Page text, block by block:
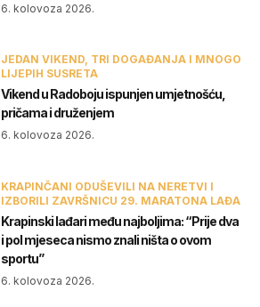
6. kolovoza 2026.
JEDAN VIKEND, TRI DOGAĐANJA I MNOGO
LIJEPIH SUSRETA
Vikend u Radoboju ispunjen umjetnošću,
pričama i druženjem
6. kolovoza 2026.
KRAPINČANI ODUŠEVILI NA NERETVI I
IZBORILI ZAVRŠNICU 29. MARATONA LAĐA
Krapinski lađari među najboljima: “Prije dva
i pol mjeseca nismo znali ništa o ovom
sportu”
6. kolovoza 2026.